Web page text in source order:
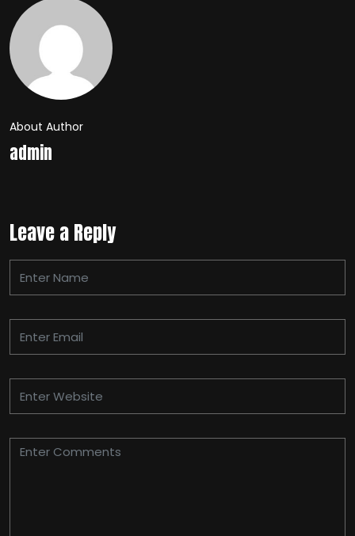
About Author
admin
Leave a Reply